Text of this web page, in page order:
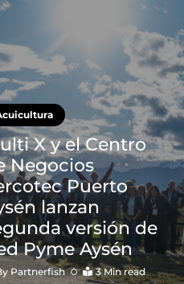
X y el Centro
Negocios
Puerto
lanzan
versión de
Pyme Aysén
Partnerfish 3 Min read